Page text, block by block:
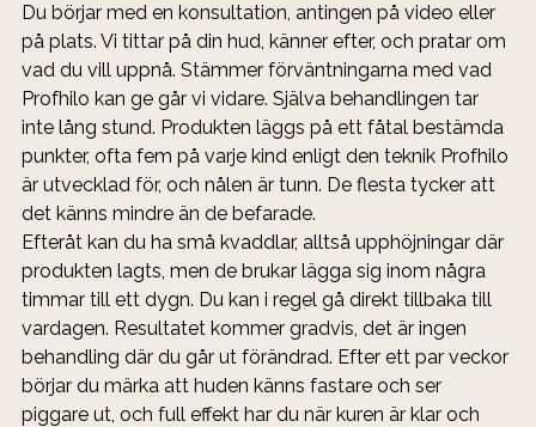
Du börjar med en konsultation, antingen på video eller
på plats. Vi tittar på din hud, känner efter, och pratar om
vad du vill uppnå. Stämmer förväntningarna med vad
Profhilo kan ge går vi vidare. Själva behandlingen tar
inte lång stund. Produkten läggs på ett fåtal bestämda
punkter, ofta fem på varje kind enligt den teknik Profhilo
är utvecklad för, och nålen är tunn. De flesta tycker att
det känns mindre än de befarade.
Efteråt kan du ha små kvaddlar, alltså upphöjningar där
produkten lagts, men de brukar lägga sig inom några
timmar till ett dygn. Du kan i regel gå direkt tillbaka till
vardagen. Resultatet kommer gradvis, det är ingen
behandling där du går ut förändrad. Efter ett par veckor
börjar du märka att huden känns fastare och ser
piggare ut, och full effekt har du när kuren är klar och